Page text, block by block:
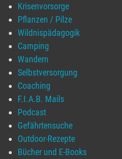
Krisenvorsorge
Pflanzen / Pilze
Wildnispädagogik
Camping
Wandern
Selbstversorgung
Coaching
F.I.A.B. Mails
Podcast
Gefährtensuche
Outdoor-Rezepte
Bücher und E-Books